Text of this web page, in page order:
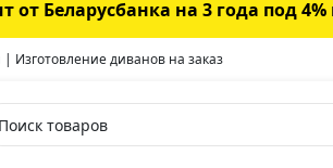
от Беларусбанка на 3 года под
Изготовление диванов на заказ